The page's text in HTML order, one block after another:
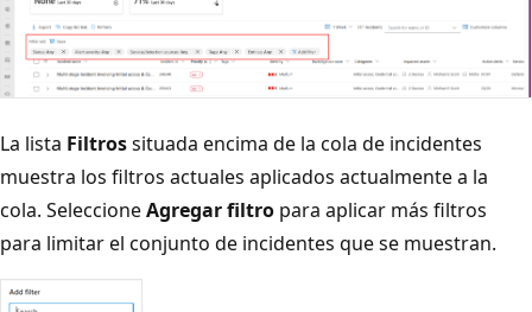
La lista Filtrossituada encima de la cola de incidentes
muestra los filtros actuales aplicados actualmente a la
cola. SeleccioneAgregar filtro para aplicar más filtros
para limitar el conjunto de incidentes que se muestran.